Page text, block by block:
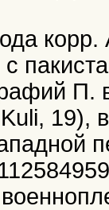
П.
19),